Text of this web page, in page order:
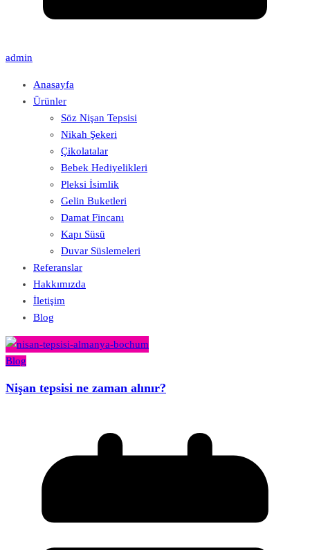
admin
Anasayfa
Ürünler
Söz Nişan Tepsisi
Nikah Şekeri
Çikolatalar
Bebek Hediyelikleri
Pleksi İsimlik
Gelin Buketleri
Damat Fincanı
Kapı Süsü
Duvar Süslemeleri
Referanslar
Hakkımızda
İletişim
Blog
Blog
Nişan tepsisi ne zaman alınır?